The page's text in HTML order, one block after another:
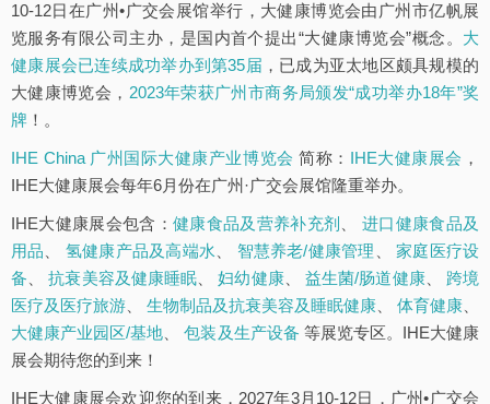
10-12日在广州•广交会展馆举行，大健康博览会由广州市亿帆展
览服务有限公司主办，是国内首个提出“大健康博览会”概念。 大
健康展会已连续成功举办到第35届 ，已成为亚太地区颇具规模的
大健康博览会， 2023年荣获广州市商务局颁发“成功举办18年”奖
牌 ！。
IHE China 广州国际大健康产业博览会 简称： IHE大健康展会 ，
IHE大健康展会每年6月份在广州·广交会展馆隆重举办。
IHE大健康展会包含： 健康食品及营养补充剂 、进口健康食品及
用品
氢健康产品及高端水 智慧养老/健康管理 、家庭医疗设
备 、抗衰美容及健康睡眠 、妇幼健康、 益生菌/肠道健康、 跨境
医疗及医疗旅游
生物制品及抗衰美容及睡眠健康 体育健康
大健康产业园区/基地 、包装及生产设备 等展览专区。IHE大健康
展会期待您的到来！
IHE大健康展会欢迎您的到来，2027年3月10-12日，广州•广交会